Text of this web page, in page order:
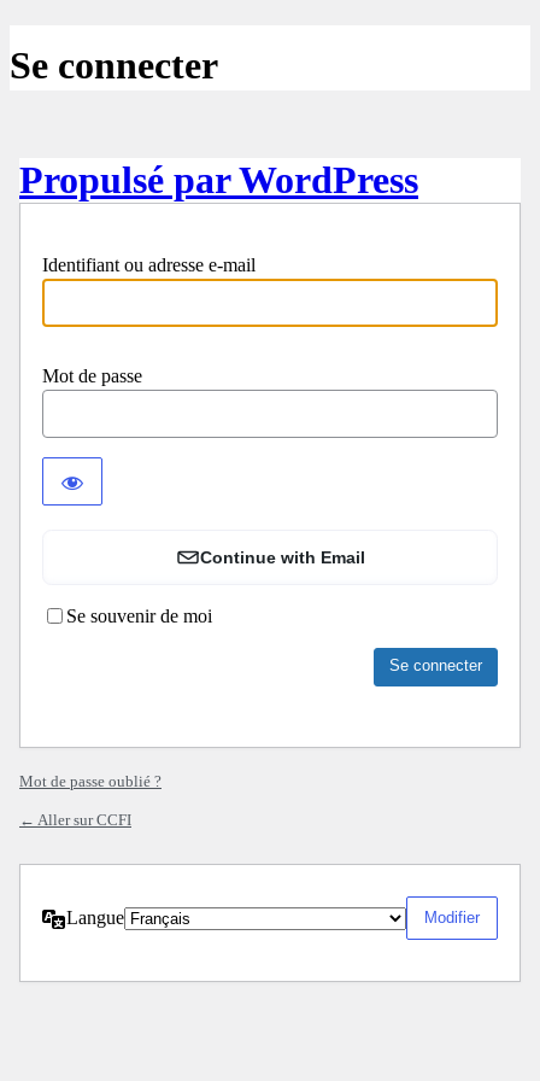
Se connecter
Propulsé par WordPress
Identifiant ou adresse e-mail
Mot de passe
Continue with Email
Se souvenir de moi
Mot de passe oublié ?
← Aller sur CCFI
Langue